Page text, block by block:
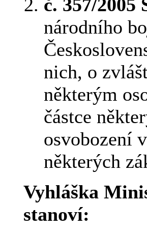
č. 357/2005
národního
nich, o
některým
částce
osvobození
některých
Vyhláška
stanoví: